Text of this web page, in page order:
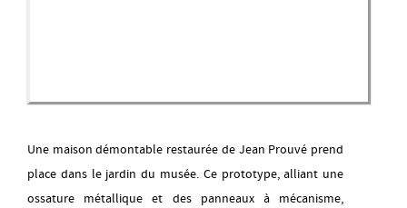
Une maison démontable restaurée de Jean Prouvé prend
place dans le jardin du musée. Ce prototype, alliant une
ossature métallique et des panneaux à mécanisme,